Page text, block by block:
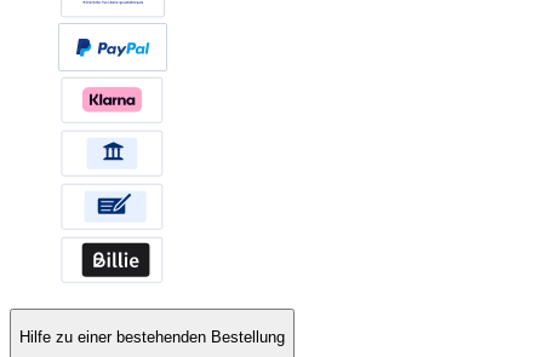
Hilfe zu einer bestehenden Bestellung